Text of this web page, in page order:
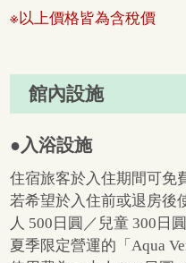
※以上價格皆為含稅價
館內設施
●入浴設施
住宿旅客於入住期間可免
若希望於入住前或退房後
人 500日圓／兒童 300日圓
夏季限定營運的「Aqua